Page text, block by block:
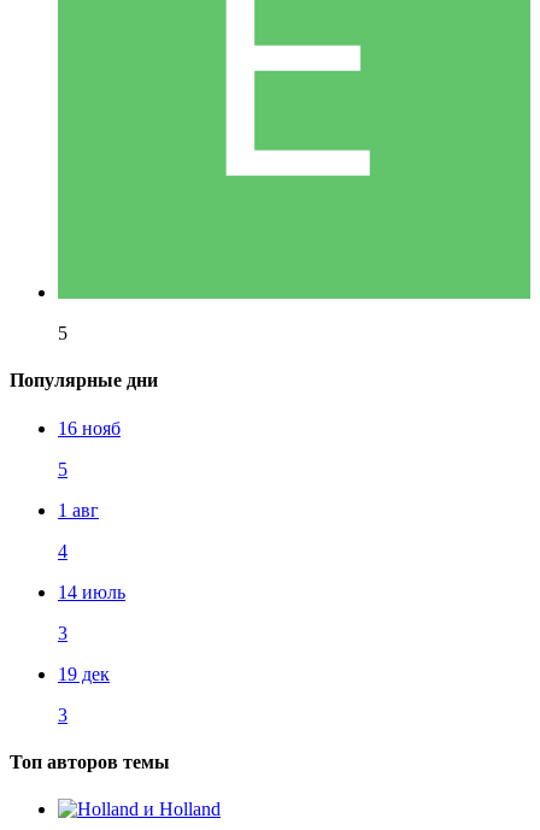
5
Популярные дни
16 нояб
5
1 авг
4
14 июль
3
19 дек
3
Топ авторов темы